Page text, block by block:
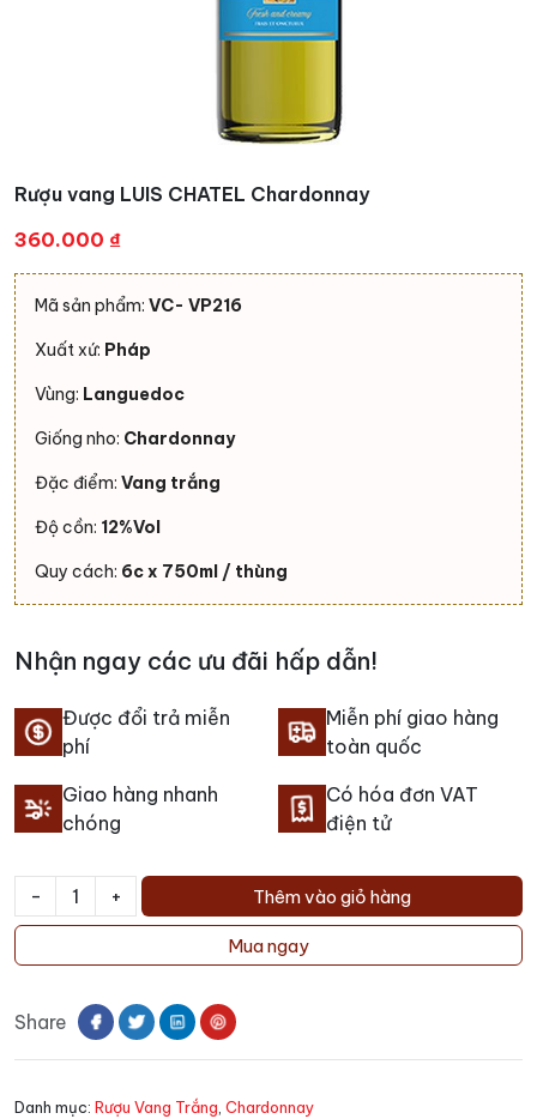
Rượu vang LUIS CHATEL Chardonnay
360.000 ₫
Mã sản phẩm: VC- VP216
Xuất xứ: Pháp
Vùng: Languedoc
Giống nho: Chardonnay
Đặc điểm: Vang trắng
Độ cồn: 12%Vol
Quy cách: 6c x 750ml / thùng
Nhận ngay các ưu đãi hấp dẫn!
Được đổi trả miễn
phí
Miễn phí giao hàng
toàn quốc
Giao hàng nhanh
chóng
Có hóa đơn VAT
điện tử
-
Rượu
LUIS
Chardonnay
+ Thêm vào giỏ hàng
Mua ngay
Share
Danh mục: Rượu Vang Trắng, Chardonnay